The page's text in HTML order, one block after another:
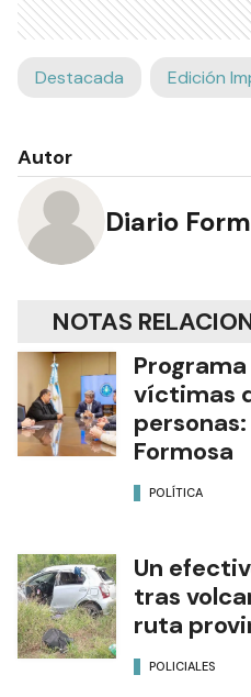
Destacada Edición
Autor
Diario
NOTAS
víctimas
Formosa
POLÍTICA
Un
tras
ruta
POLICIALES